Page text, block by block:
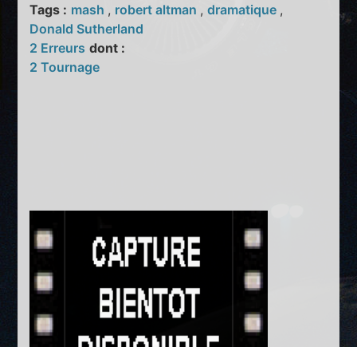
Tags : mash , robert altman ,dramatique ,
Donald Sutherland
2 Erreurs dont :
2 Tournage